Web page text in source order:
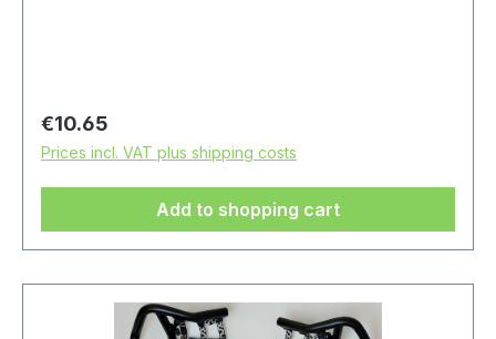
Regular price:
€10.65
Prices incl. VAT plus shipping costs
Add to shopping cart